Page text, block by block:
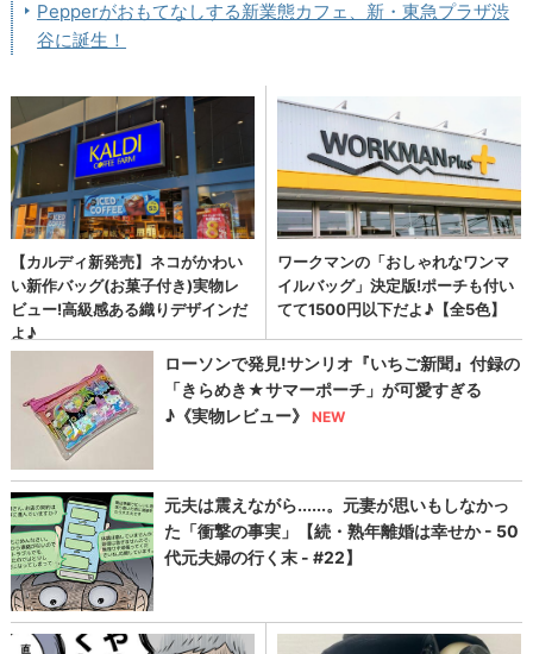
Pepperがおもてなしする新業態カフェ、新・東急プラザ渋
谷に誕生！